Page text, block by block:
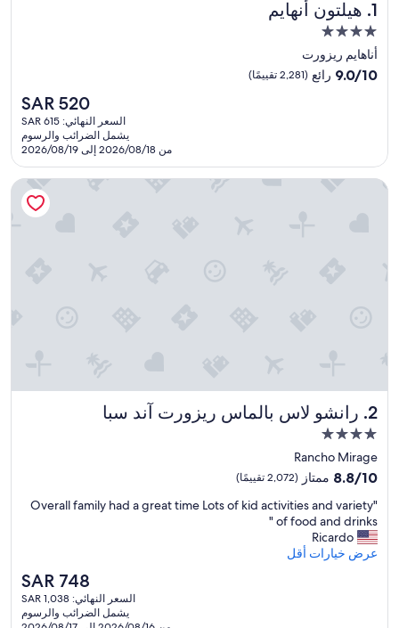
1. هيلتون أنهايم
هيلتون أنهايم
مكان
إقامة
مصنف
أناهايم ريزورت
9.0
9.0/10 رائع (2,281 تقييمًا)
السعر
الحالي
هو
SAR
520
SAR 520
السعر النهائي: SAR 615
يشمل الضرائب والرسوم
من 2026/08/18 إلى 2026/08/19
2. رانشو لاس بالماس ريزورت آند سبا
رانشو لاس بالماس ريزورت آند سبا
مكان
إقامة
مصنف
4.0
نجوم
Rancho Mirage
8.8
10،
ممتاز،
(2,072
تقييمًا)
8.8/10 ممتاز (2,072 تقييمًا)
"
O
v
e
"Overall family had a great time Lots of kid activities and variety
of food and drinks "
Ricardo
عرض خيارات أقل
السعر
الحالي
هو
SAR 748
السعر النهائي: SAR 1,038
يشمل الضرائب والرسوم
رانشو لاس بالماس ريزورت آند سبا